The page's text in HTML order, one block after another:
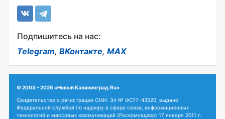
Подпишитесь на нас:
Telegram, ВКонтакте, MAX
© 2003 - 2026 «Новый Калининград.Ru»
Свидетельство о регистрации СМИ: Эл № ФС77-43520, выдано
Федеральной службой по надзору в сфере связи, информационных
технологий и массовых коммуникаций (Роскомнадзор) 17 января 2011 г.